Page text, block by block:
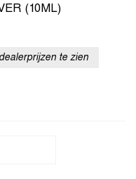
(10ML)
te zien